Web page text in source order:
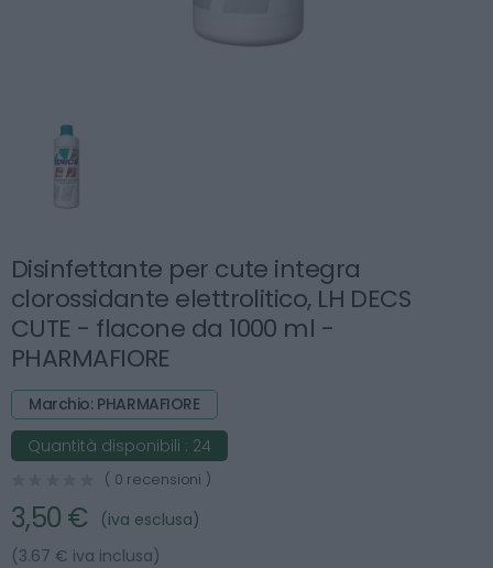
Disinfettante per cute integra
clorossidante elettrolitico, LH DECS
CUTE - flacone da 1000 ml -
PHARMAFIORE
Marchio: PHARMAFIORE
Quantità disponibili : 24
( 0 recensioni )
3,50 €
(iva esclusa)
(3.67 € iva inclusa)